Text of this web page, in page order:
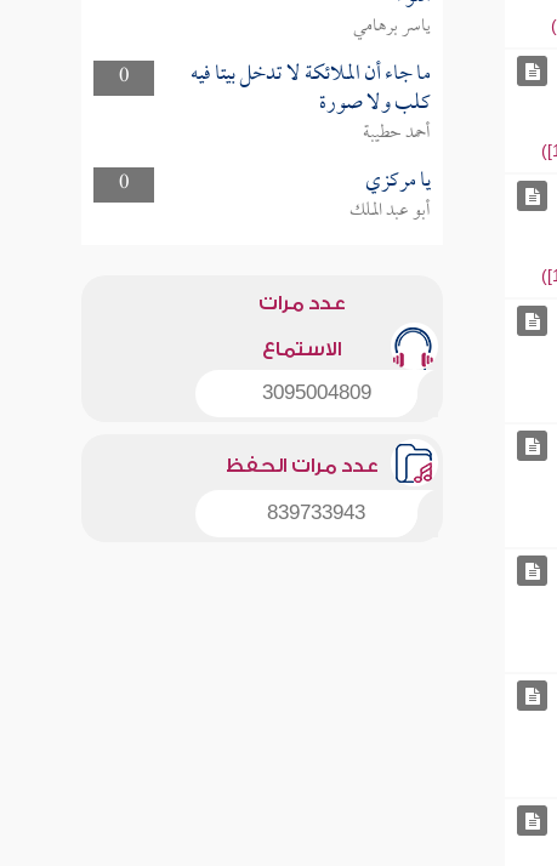
ياسر برهامي
0
ما جاء أن الملائكة لا تدخل بيتا فيه
كلب ولا صورة
أحمد حطيبة
0
يا مركزي
أبو عبد الملك
عدد مرات
الاستماع
3095004809
عدد مرات الحفظ
839733943